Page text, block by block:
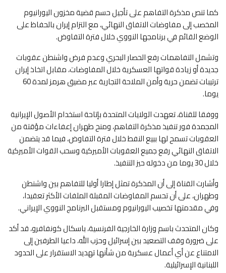
كما تنص مذكرة التفاهم على تأجيل حسم قضية مخزون اليورانيوم
المخصب إلى مفاوضات الاتفاق النهائي، مع التزام إيران بالحفاظ على
الوضع القائم في برنامجها النووي خلال فترة التفاوض.
وتشمل التفاهمات رفع الحصار البحري وعدم فرض واشنطن عقوبات
جديدة أو زيادة قواتها العسكرية خلال المفاوضات، مقابل اتخاذ إيران
ترتيبات تضمن حرية وأمن الملاحة التجارية عبر مضيق هرمز لمدة 60
يوما.
ووفقا للقناة، تعهدت الولايات المتحدة بإتاحة استخدام الأصول الإيرانية
المجمدة فور تنفيذ مذكرة التفاهم، ومنح طهران إعفاءات مؤقتة من
العقوبات تسمح لها ببيع النفط خلال فترة التفاوض، فيما قد يتضمن
الاتفاق النهائي رفع جميع العقوبات الأميركية وسحب القوات الأميركية
خلال 30 يوما من دخوله حيز التنفيذ.
وأشارت القناة إلى أن المذكرة تمثل إطارا أوليا للتفاهم بين واشنطن
وطهران، على أن تحسم المفاوضات المقبلة الملفات الأكثر تعقيدا،
وفي مقدمتها تخصيب اليورانيوم ومستقبل البرنامج النووي الإيراني.
وكان المتحدث باسم وزارة الخارجية الفرنسية، باسكال كونفافرو، قد أكد
على ضرورة وقف التصعيد بين إسرائيل وحزب الله، داعيا الطرفين إلى
الامتناع عن أي أعمال عسكرية من شأنها تهديد الاستقرار على الحدود
اللبنانية الإسرائيلية.